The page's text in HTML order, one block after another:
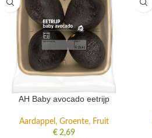
AH Baby avocado eetrijp
Aardappel, Groente, Fruit
€2,69